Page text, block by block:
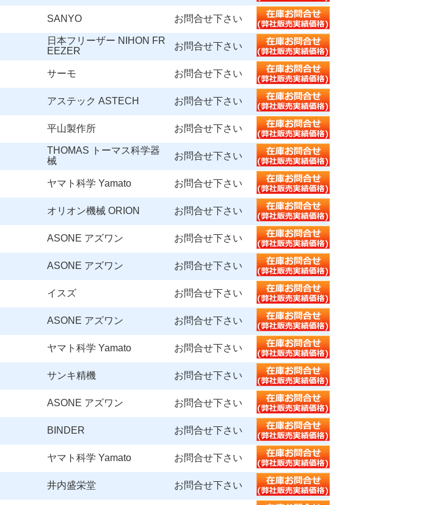
SANYO お問合せ下さい
日本フリーザー NIHON FR
EEZER
お問合せ下さい
サーモ お問合せ下さい
アステック ASTECH お問合せ下さい
平山製作所 お問合せ下さい
THOMAS トーマス科学器
械
お問合せ下さい
ヤマト科学 Yamato お問合せ下さい
オリオン機械 ORION お問合せ下さい
ASONE アズワン お問合せ下さい
ASONE アズワン お問合せ下さい
イスズ お問合せ下さい
ASONE アズワン お問合せ下さい
ヤマト科学 Yamato お問合せ下さい
サンキ精機 お問合せ下さい
ASONE アズワン お問合せ下さい
BINDER お問合せ下さい
ヤマト科学 Yamato お問合せ下さい
井内盛栄堂 お問合せ下さい